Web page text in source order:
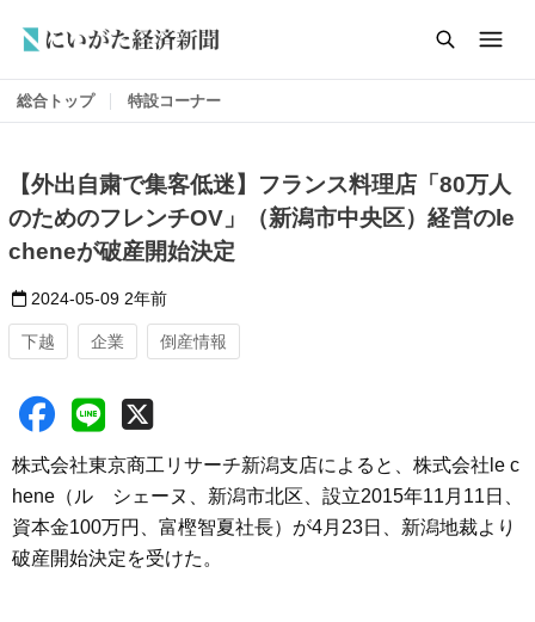
総合トップ 特設コーナー
【外出自粛で集客低迷】フランス料理店「80万人
のためのフレンチOV」（新潟市中央区）経営のle
cheneが破産開始決定
2024-05-09 2年前
下越 企業 倒産情報
株式会社東京商工リサーチ新潟支店によると、株式会社le c
hene（ル シェーヌ、新潟市北区、設立2015年11月11日、
資本金100万円、富樫智夏社長）が4月23日、新潟地裁より
破産開始決定を受けた。